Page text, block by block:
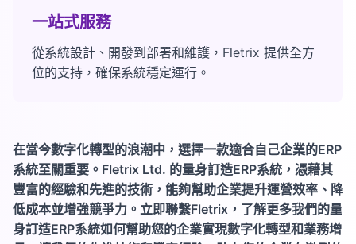
一站式服務
從系統設計、開發到部署和維護，Fletrix 提供全方
位的支持，確保系統穩定運行。
在當今數字化轉型的浪潮中，選擇一款適合自己企業的ERP
系統至關重要。Fletrix Ltd. 的量身訂造ERP系統，憑藉其
豐富的經驗和先進的技術，能夠幫助企業提升運營效率、降
低成本並增強競爭力。立即聯繫Fletrix，了解更多我們的量
身訂造ERP系統如何幫助您的企業實現數字化轉型和業務增